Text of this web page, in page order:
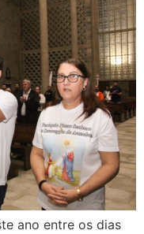
ano entre os dias